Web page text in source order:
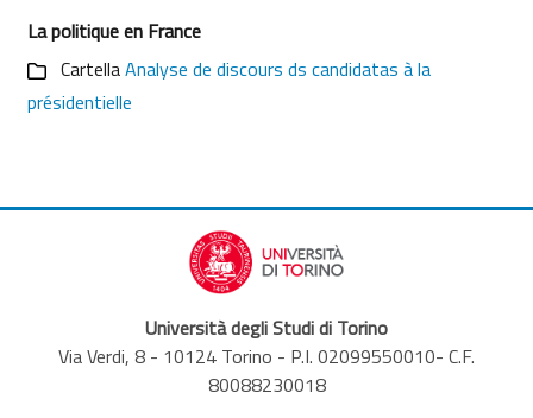
La politique en France
CartellaAnalyse de discours ds candidatas à la
présidentielle
Università degli Studi di Torino
Via Verdi, 8 - 10124 Torino - P.I. 02099550010- C.F.
80088230018